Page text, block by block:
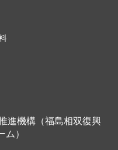
進機構（福島相双復興
）